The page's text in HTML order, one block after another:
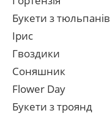
Букети з тюльпанів
Ірис
Гвоздики
Соняшник
Flower Day
Букети з троянд